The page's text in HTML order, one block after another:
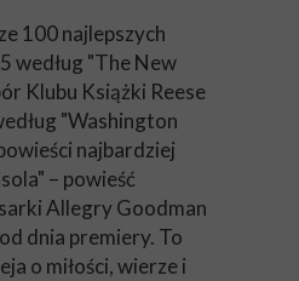
100 najlepszych
według "The New
Klubu Książki Reese
"Washington
najbardziej
– powieść
Allegry Goodman
dnia premiery. To
o miłości, wierze i